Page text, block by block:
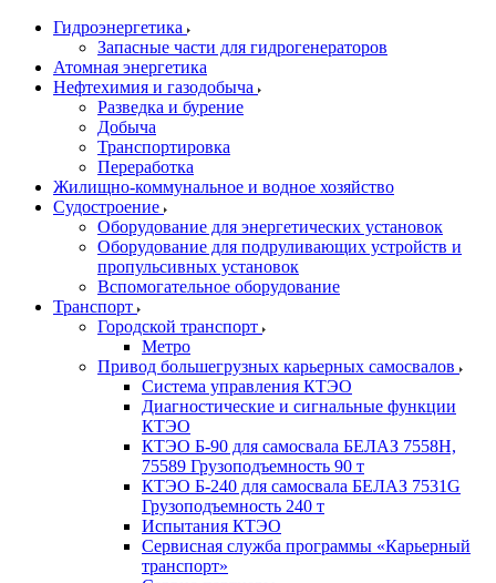
Гидроэнергетика
Запасные части для гидрогенераторов
Атомная энергетика
Нефтехимия и газодобыча
Разведка и бурение
Добыча
Транспортировка
Переработка
Жилищно-коммунальное и водное хозяйство
Судостроение
Оборудование для энергетических установок
Оборудование для подруливающих устройств и
пропульсивных установок
Вспомогательное оборудование
Транспорт
Городской транспорт
Метро
Привод большегрузных карьерных самосвалов
Система управления КТЭО
Диагностические и сигнальные функции
КТЭО
КТЭО Б-90 для самосвала БЕЛАЗ 7558H,
75589 Грузоподъемность 90 т
КТЭО Б-240 для самосвала БЕЛАЗ 7531G
Грузоподъемность 240 т
Испытания КТЭО
Сервисная служба программы «Карьерный
транспорт»